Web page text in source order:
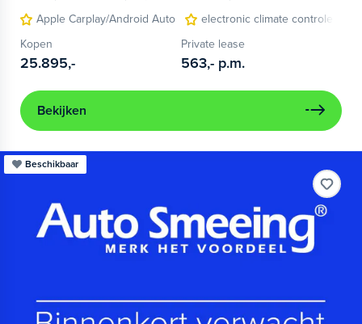
Apple Carplay/Android Auto
electronic climate controle
Kopen
25.895,-
Private lease
563,- p.m.
Bekijken
Beschikbaar